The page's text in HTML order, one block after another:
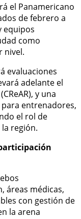
el Panamericano
de febrero a
equipos
como
nivel.
evaluaciones
adelante el
y una
entrenadores,
el rol de
región.
áreas médicas,
con gestión de
la arena